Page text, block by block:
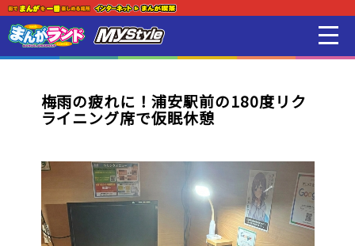
スマホアプリ紹介
オンラインゲーム
新着・オススメ情報
梅雨の疲れに！浦安駅前の180度リク
ライニング席で仮眠休憩